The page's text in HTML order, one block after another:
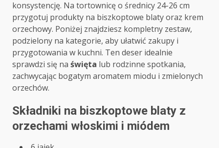
konsystencję. Na tortownicę o średnicy 24-26 cm
przygotuj produkty na biszkoptowe blaty oraz krem
orzechowy. Poniżej znajdziesz kompletny zestaw,
podzielony na kategorie, aby ułatwić zakupy i
przygotowania w kuchni. Ten deser idealnie
sprawdzi się na święta lub rodzinne spotkania,
zachwycając bogatym aromatem miodu i zmielonych
orzechów.
Składniki na biszkoptowe blaty z
orzechami włoskimi i miódem